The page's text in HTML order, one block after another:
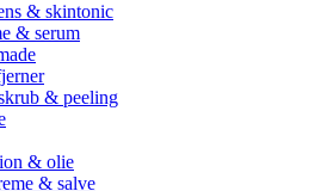
& skintonic
& serum
& peeling
& olie
& salve